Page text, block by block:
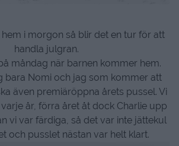
i morgon så blir det en tur för att
handla julgran.
måndag när barnen kommer hem.
bara Nomi och jag som kommer att
även premiäröppna årets pussel. Vi
år, förra året åt dock Charlie upp
vi var färdiga, så det var inte jättekul
och pusslet nästan var helt klart.